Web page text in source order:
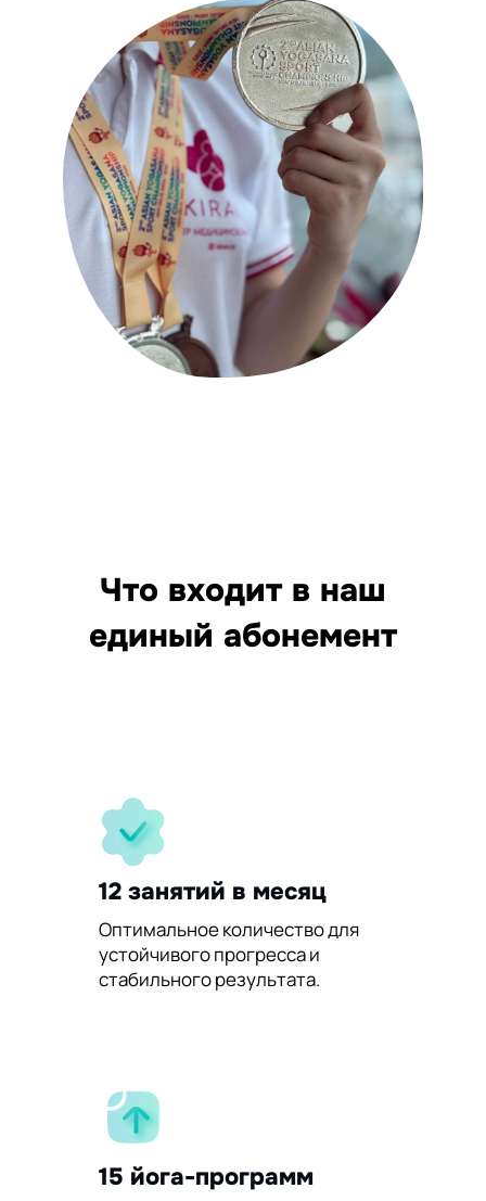
Что входит в наш
единый абонемент
12 занятий в месяц
Оптимальное количество для
устойчивого прогресса и
стабильного результата.
15 йога-программ